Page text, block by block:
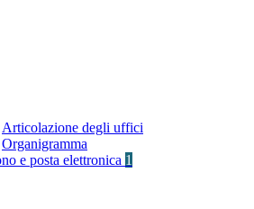
Articolazione degli uffici
Organigramma
e posta elettronica 1